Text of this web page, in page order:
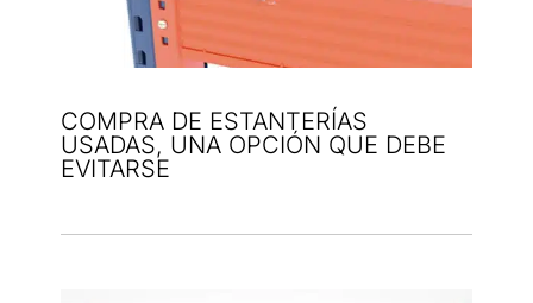
COMPRA DE ESTANTERÍAS
USADAS, UNA OPCIÓN QUE DEBE
EVITARSE